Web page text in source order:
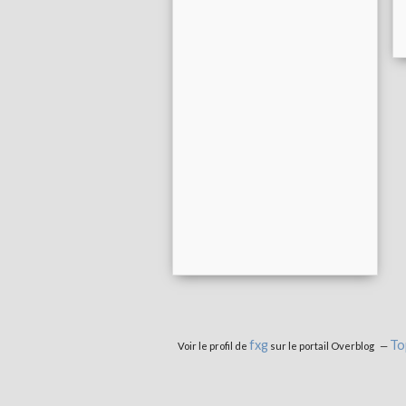
Voir le profil de fxgsur le portail Overblog